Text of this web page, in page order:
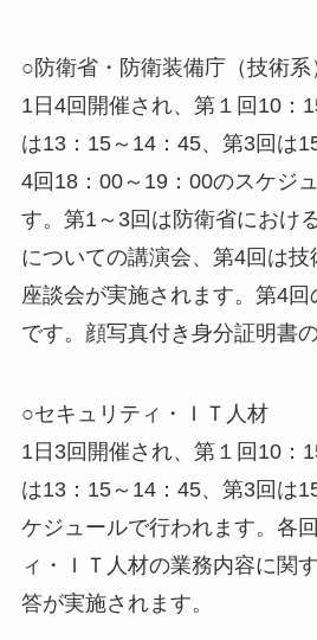
○防衛省・防衛装備庁（技術系
1日4回開催され、第１回10：
は13：15～14：45、第3回は
4回18：00～19：00のスケジ
す。第1～3回は防衛省におけ
についての講演会、第4回は
座談会が実施されます。第4
です。顔写真付き身分証明書
○セキュリティ・ＩＴ人材
1日3回開催され、第１回10：
は13：15～14：45、第3回は
ケジュールで行われます。各
ィ・ＩＴ人材の業務内容に関
答が実施されます。